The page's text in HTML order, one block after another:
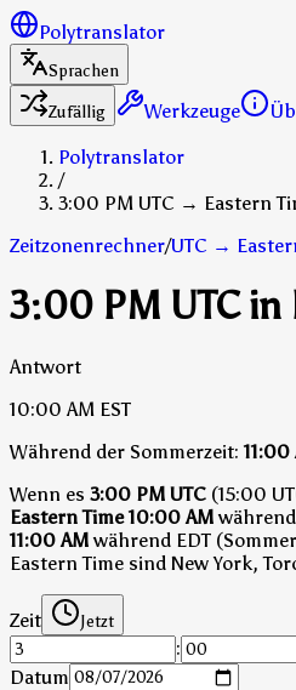
Polytranslator
Sprachen
Zufällig
Werkzeuge
Polytranslator
/
3:00 PM UTC → Eastern
Zeitzonenrechner/UTC →
3:00 PM UTC in
Antwort
10:00 AM EST
Während der Sommerzeit: 11:00
Wenn es 3:00 PM UTC (15:00
Eastern Time 10:00 AM
11:00 AMwährend EDT
Eastern Time sind New York,
Zeit Jetzt
:
Datum